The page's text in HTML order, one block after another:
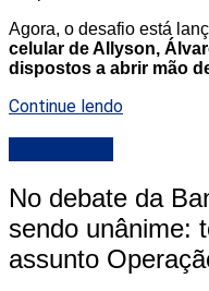
Agora, o desafio está
celular de Allyson,
dispostos a abrir mão
Continue lendo
No debate da
sendo unânime:
assunto